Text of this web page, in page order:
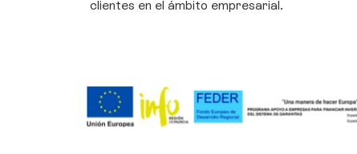
clientes en el ámbito empresarial.